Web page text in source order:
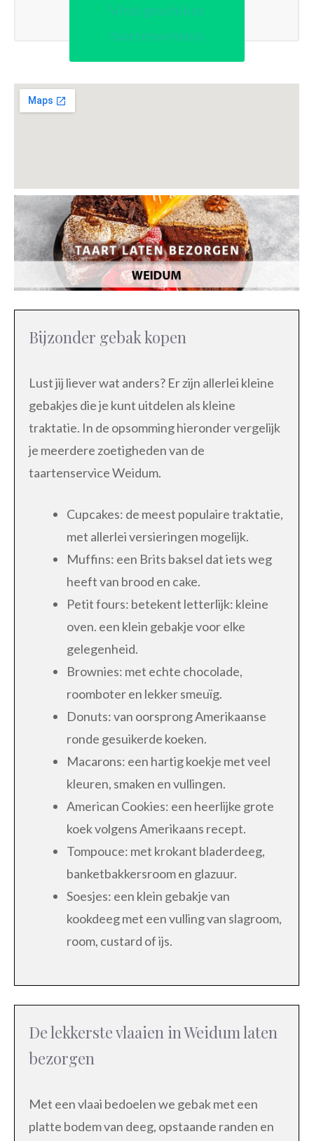
Vind geschikte
taartenwinkels
Bijzonder gebak kopen
Lust jij liever wat anders? Er zijn allerlei kleine
gebakjes die je kunt uitdelen als kleine
traktatie. In de opsomming hieronder vergelijk
je meerdere zoetigheden van de
taartenservice Weidum.
Cupcakes: de meest populaire traktatie,
met allerlei versieringen mogelijk.
Muffins: een Brits baksel dat iets weg
heeft van brood en cake.
Petit fours: betekent letterlijk: kleine
oven. een klein gebakje voor elke
gelegenheid.
Brownies: met echte chocolade,
roomboter en lekker smeuïg.
Donuts: van oorsprong Amerikaanse
ronde gesuikerde koeken.
Macarons: een hartig koekje met veel
kleuren, smaken en vullingen.
American Cookies: een heerlijke grote
koek volgens Amerikaans recept.
Tompouce: met krokant bladerdeeg,
banketbakkersroom en glazuur.
Soesjes: een klein gebakje van
kookdeeg met een vulling van slagroom,
room, custard of ijs.
De lekkerste vlaaien in Weidum laten
bezorgen
Met een vlaai bedoelen we gebak met een
platte bodem van deeg, opstaande randen en